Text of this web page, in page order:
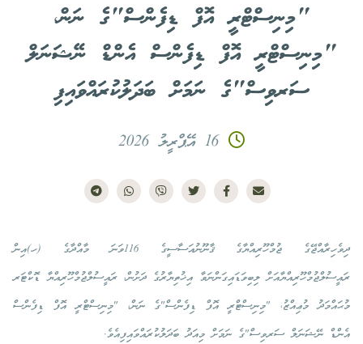
"މިނިސްޓްރީ އޮފް ޑިފެންސް"ގެ ނަން،
"މިނިސްޓްރީ އޮފް ޑިފެންސް އެންޑް ނޭޝަނަލް
ސަރވިސް"ގެ ނަމަށް ބަދަލުކުރައްވައިފި
16 އޭޕްރީލު 2026
ދިވެހިރާއްޖޭގެ ޖުމްހޫރިއްޔާގެ ޤާނޫނުއަސާސީގެ 116ވަނަ މާއްދާގެ (ހ)އިން
ރައީސުލްޖުމްހޫރިއްޔާއަށް ލިބިވަޑައިގަންނަވާ އިޚުތިޔާރުގެ ދަށުން، ރައީސުލްޖުމްހޫރިއްޔާ ޑޮކްޓަރ
މުޙައްމަދު މުޢިއްޒު، "މިނިސްޓްރީ އޮފް ޑިފެންސް"ގެ ނަން، "މިނިސްޓްރީ އޮފް ޑިފެންސް
އެންޑް ނޭޝަނަލް ސަރވިސް"ގެ ނަމަށް މިއަދު ބަދަލުކުރައްވައިފިއެވެ.